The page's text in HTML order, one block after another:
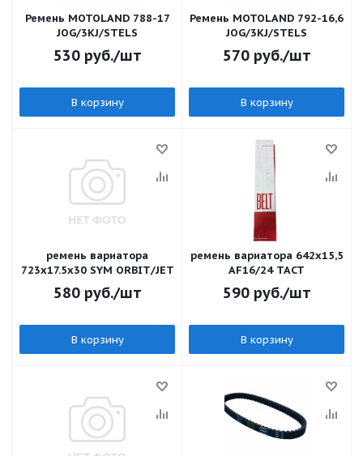
Ремень MOTOLAND 788-17
JOG/3KJ/STELS
530руб./шт
В корзину
Ремень MOTOLAND 792-16,6
JOG/3KJ/STELS
570руб./шт
В корзину
ремень вариатора
723x17.5x30 SYM ORBIT/JET
580руб./шт
В корзину
ремень вариатора 642х15,5
AF16/24 TACT
590руб./шт
В корзину